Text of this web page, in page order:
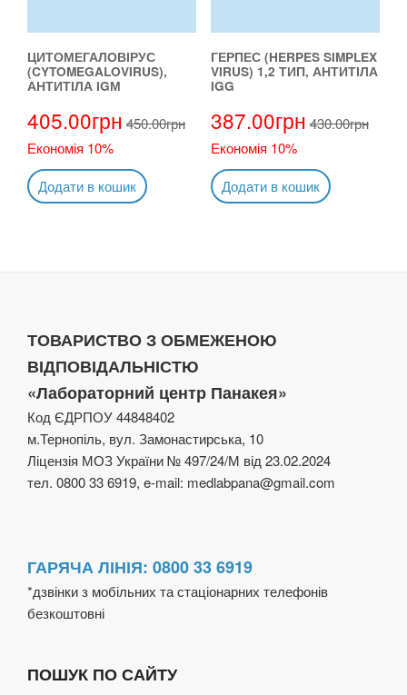
ЦИТОМЕГАЛОВІРУС
(CYTOMEGALOVIRUS),
АНТИТІЛА IGМ
405.00грн 450.00грн
Економія 10%
Додати в кошик
ГЕРПЕС (HERPES SIMPLEX
VIRUS) 1,2 ТИП, АНТИТІЛА
IGG
387.00грн 430.00грн
Економія 10%
Додати в кошик
ТОВАРИСТВО З ОБМЕЖЕНОЮ
ВІДПОВІДАЛЬНІСТЮ
«Лабораторний центр Панакея»
Код ЄДРПОУ 44848402
м.Тернопіль, вул. Замонастирська, 10
Ліцензія МОЗ України № 497/24/М від 23.02.2024
тел. 0800 33 6919, e-mail: medlabpana@gmail.com
ГАРЯЧА ЛІНІЯ: 0800 33 6919
*дзвінки з мобільних та стаціонарних телефонів
безкоштовні
ПОШУК ПО САЙТУ